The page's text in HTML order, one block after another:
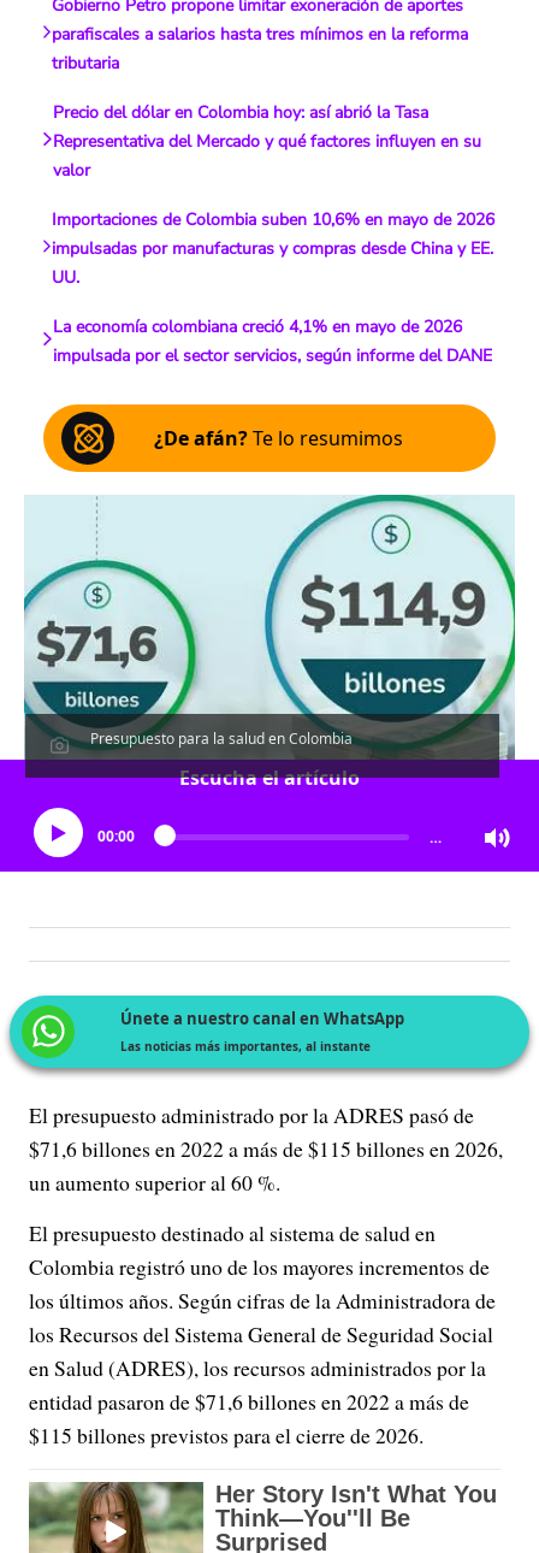
Gobierno Petro propone limitar exoneración de aportes
parafiscales a salarios hasta tres mínimos en la reforma
tributaria
Precio del dólar en Colombia hoy: así abrió la Tasa
Representativa del Mercado y qué factores influyen en su
valor
Importaciones de Colombia suben 10,6% en mayo de 2026
impulsadas por manufacturas y compras desde China y EE.
UU.
La economía colombiana creció 4,1% en mayo de 2026
impulsada por el sector servicios, según informe del DANE
¿De afán?Te lo resumimos
Presupuesto para la salud en Colombia
Escucha el artículo
00:00 …
Únete a nuestro canal en WhatsApp
Las noticias más importantes, al instante
El presupuesto administrado por la ADRES pasó de
$71,6 billones en 2022 a más de $115 billones en 2026,
un aumento superior al 60 %.
El presupuesto destinado al sistema de salud en
Colombia registró uno de los mayores incrementos de
los últimos años. Según cifras de la Administradora de
los Recursos del Sistema General de Seguridad Social
en Salud (ADRES), los recursos administrados por la
entidad pasaron de $71,6 billones en 2022 a más de
$115 billones previstos para el cierre de 2026.